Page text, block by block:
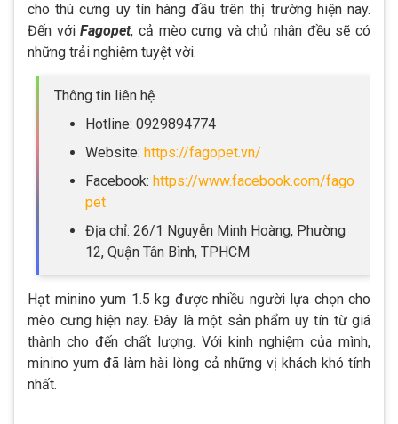
cho thú cưng uy tín hàng đầu trên thị trường hiện nay.
Đến vớiFagopet, cả mèo cưng và chủ nhân đều sẽ có
những trải nghiệm tuyệt vời.
Thông tin liên hệ
Hotline: 0929894774
Website: https://fagopet.vn/
Facebook: https://www.facebook.com/fago
pet
Địa chỉ: 26/1 Nguyễn Minh Hoàng, Phường
12, Quận Tân Bình, TPHCM
Hạt minino yum 1.5 kg được nhiều người lựa chọn cho
mèo cưng hiện nay. Đây là một sản phẩm uy tín từ giá
thành cho đến chất lượng. Với kinh nghiệm của mình,
minino yum đã làm hài lòng cả những vị khách khó tính
nhất.